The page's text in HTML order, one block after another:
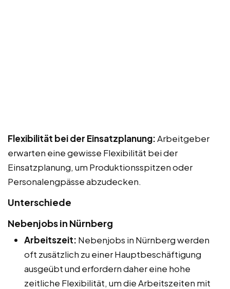
Flexibilität bei der Einsatzplanung:Arbeitgeber
erwarten eine gewisse Flexibilität bei der
Einsatzplanung, um Produktionsspitzen oder
Personalengpässe abzudecken.
Unterschiede
Nebenjobs in Nürnberg
Arbeitszeit: Nebenjobs in Nürnberg werden
oft zusätzlich zu einer Hauptbeschäftigung
ausgeübt und erfordern daher eine hohe
zeitliche Flexibilität, um die Arbeitszeiten mit